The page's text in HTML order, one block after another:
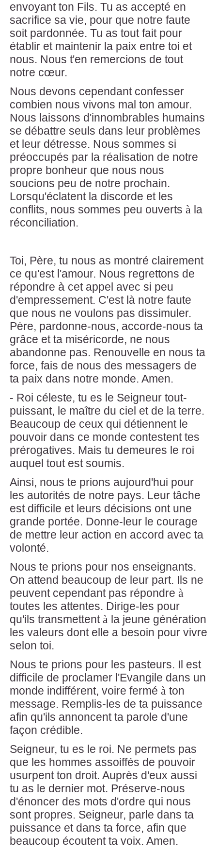
envoyant ton Fils. Tu as accepté en
sacrifice sa vie, pour que notre faute
soit pardonnée. Tu as tout fait pour
établir et maintenir la paix entre toi et
nous. Nous t'en remercions de tout
notre cœur.
Nous devons cependant confesser
combien nous vivons mal ton amour.
Nous laissons d'innombrables humains
se débattre seuls dans leur problèmes
et leur détresse. Nous sommes si
préoccupés par la réalisation de notre
propre bonheur que nous nous
soucions peu de notre prochain.
Lorsqu'éclatent la discorde et les
conflits, nous sommes peu ouverts à la
réconciliation.
Toi, Père, tu nous as montré clairement
ce qu'est l'amour. Nous regrettons de
répondre à cet appel avec si peu
d'empressement. C'est là notre faute
que nous ne voulons pas dissimuler.
Père, pardonne-nous, accorde-nous ta
grâce et ta miséricorde, ne nous
abandonne pas. Renouvelle en nous ta
force, fais de nous des messagers de
ta paix dans notre monde. Amen.
- Roi céleste, tu es le Seigneur tout-
puissant, le maître du ciel et de la terre.
Beaucoup de ceux qui détiennent le
pouvoir dans ce monde contestent tes
prérogatives. Mais tu demeures le roi
auquel tout est soumis.
Ainsi, nous te prions aujourd'hui pour
les autorités de notre pays. Leur tâche
est difficile et leurs décisions ont une
grande portée. Donne-leur le courage
de mettre leur action en accord avec ta
volonté.
Nous te prions pour nos enseignants.
On attend beaucoup de leur part. Ils ne
peuvent cependant pas répondre à
toutes les attentes. Dirige-les pour
qu'ils transmettent à la jeune génération
les valeurs dont elle a besoin pour vivre
selon toi.
Nous te prions pour les pasteurs. Il est
difficile de proclamer l'Evangile dans un
monde indifférent, voire fermé à ton
message. Remplis-les de ta puissance
afin qu'ils annoncent ta parole d'une
façon crédible.
Seigneur, tu es le roi. Ne permets pas
que les hommes assoiffés de pouvoir
usurpent ton droit. Auprès d'eux aussi
tu as le dernier mot. Préserve-nous
d'énoncer des mots d'ordre qui nous
sont propres. Seigneur, parle dans ta
puissance et dans ta force, afin que
beaucoup écoutent ta voix. Amen.